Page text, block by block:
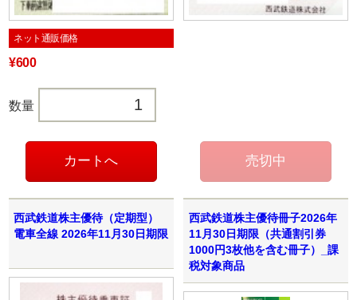
ネット通販価格
¥600
数量
西武鉄道株主優待（定期型）
電車全線 2026年11月30日期限
西武鉄道株主優待冊子2026年
11月30日期限（共通割引券
1000円3枚他を含む冊子）_課
税対象商品